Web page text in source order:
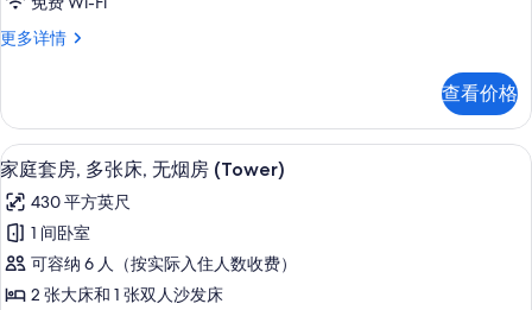
张
无
烟
房,
池
畔
(Tower)
的
更多详情
家
多
张
床,
无
烟
房,
池
畔
(Tower)
查看价格
显
示
家
庭
套
客房内保险箱、遮光窗帘、熨斗/熨衣
10
家庭套房, 多张床, 无烟房 (Tower)
430 平方英尺
1 间卧室
可容纳 6 人（按实际入住人数收费）
2 张大床和 1 张双人沙发床